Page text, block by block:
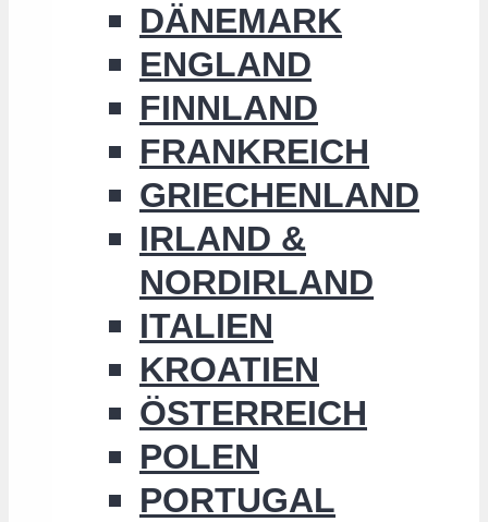
DÄNEMARK
ENGLAND
FINNLAND
FRANKREICH
GRIECHENLAND
IRLAND &
NORDIRLAND
ITALIEN
KROATIEN
ÖSTERREICH
POLEN
PORTUGAL